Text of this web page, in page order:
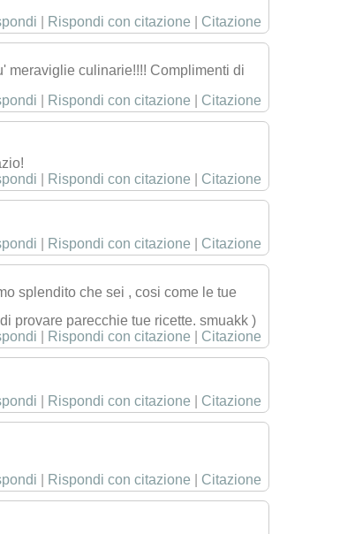
Rispondi con citazione Citazione
meraviglie culinarie!!!! Complimenti di
Rispondi con citazione Citazione
Rispondi con citazione Citazione
Rispondi con citazione Citazione
splendito che sei , cosi come le tue
provare parecchie tue ricette. smuakk )
Rispondi con citazione Citazione
Rispondi con citazione Citazione
Rispondi con citazione Citazione